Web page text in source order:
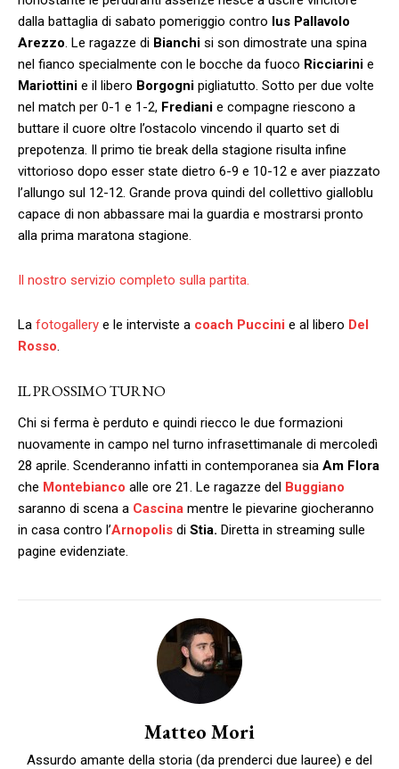
dalla battaglia di sabato pomeriggio contro Ius Pallavolo
Arezzo. Le ragazze di Bianchi si son dimostrate una spina
nel fianco specialmente con le bocche da fuoco Ricciarini e
Mariottini e il libero Borgogni pigliatutto. Sotto per due volte
nel match per 0-1 e 1-2, Frediani e compagne riescono a
buttare il cuore oltre l’ostacolo vincendo il quarto set di
prepotenza. Il primo tie break della stagione risulta infine
vittorioso dopo esser state dietro 6-9 e 10-12 e aver piazzato
l’allungo sul 12-12. Grande prova quindi del collettivo gialloblu
capace di non abbassare mai la guardia e mostrarsi pronto
alla prima maratona stagione.
Il nostro servizio completo sulla partita.
La fotogallery e le interviste a coach Puccini e al libero Del
Rosso.
IL PROSSIMO TURNO
Chi si ferma è perduto e quindi riecco le due formazioni
nuovamente in campo nel turno infrasettimanale di mercoledì
28 aprile. Scenderanno infatti in contemporanea sia Am Flora
che Montebianco alle ore 21. Le ragazze del Buggiano
saranno di scena a Cascina mentre le pievarine giocheranno
in casa contro l’Arnopolis di Stia. Diretta in streaming sulle
pagine evidenziate.
Matteo Mori
Assurdo amante della storia (da prenderci due lauree) e del